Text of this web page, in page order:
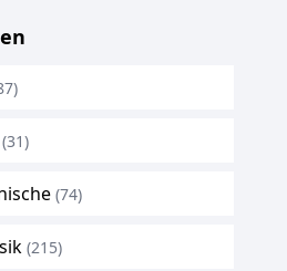
(31)
(74)
(215)